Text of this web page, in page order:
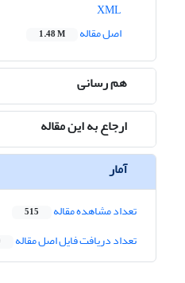
اصل مقاله
1.48 M
هم رسانی
ارجاع به این مقاله
آمار
تعداد مشاهده مقاله 515
تعداد دریافت فایل اصل مقاله